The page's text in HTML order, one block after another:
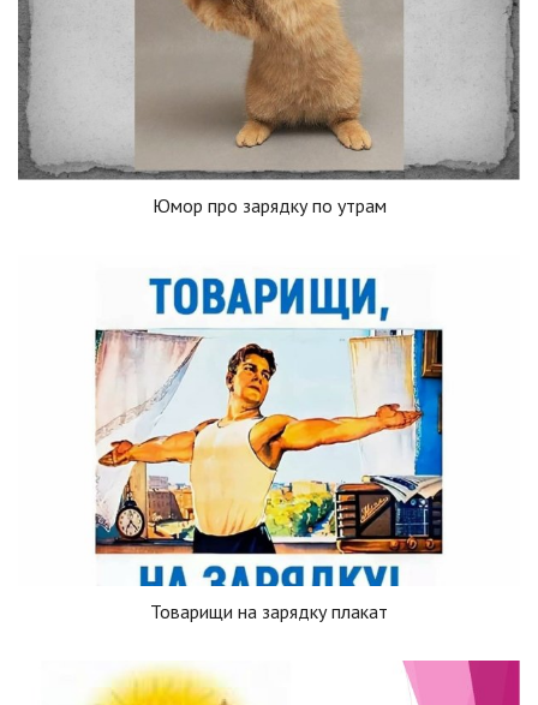
Юмор про зарядку по утрам
Товарищи на зарядку плакат